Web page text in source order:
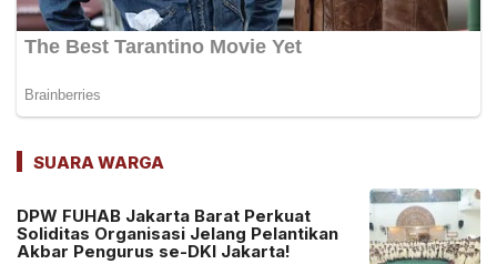
SUARA WARGA
DPW FUHAB Jakarta Barat Perkuat
Soliditas Organisasi Jelang Pelantikan
Akbar Pengurus se-DKI Jakarta!